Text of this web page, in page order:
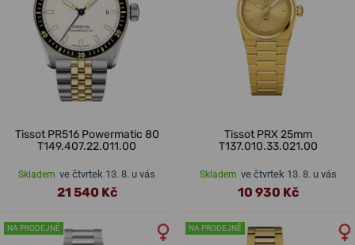
Tissot PR516 Powermatic 80
T149.407.22.011.00
Skladem ve čtvrtek 13. 8. u vás
21 540 Kč
Tissot PRX 25mm
T137.010.33.021.00
Skladem ve čtvrtek 13. 8. u vás
10 930 Kč
NA PRODEJNĚ NA PRODEJNĚ